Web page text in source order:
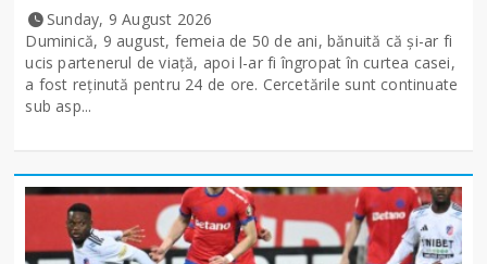
Sunday, 9 August 2026
Duminică, 9 august, femeia de 50 de ani, bănuită că și-ar fi
ucis partenerul de viață, apoi l-ar fi îngropat în curtea casei,
a fost reținută pentru 24 de ore. Cercetările sunt continuate
sub asp...